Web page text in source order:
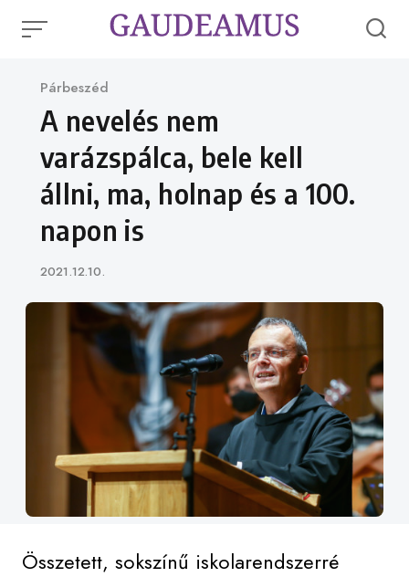
Category
Párbeszéd
A nevelés nem
varázspálca, bele kell
állni, ma, holnap és a 100.
napon is
Published
2021.12.10.
Összetett, sokszínű iskolarendszerré